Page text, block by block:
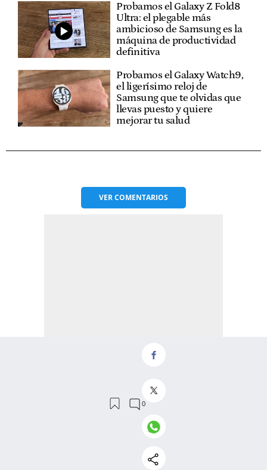
Probamos el Galaxy Z Fold8
Ultra: el plegable más
ambicioso de Samsung es la
máquina de productividad
definitiva
Probamos el Galaxy Watch9,
el ligerísimo reloj de
Samsung que te olvidas que
llevas puesto y quiere
mejorar tu salud
VERCOMENTARIOS